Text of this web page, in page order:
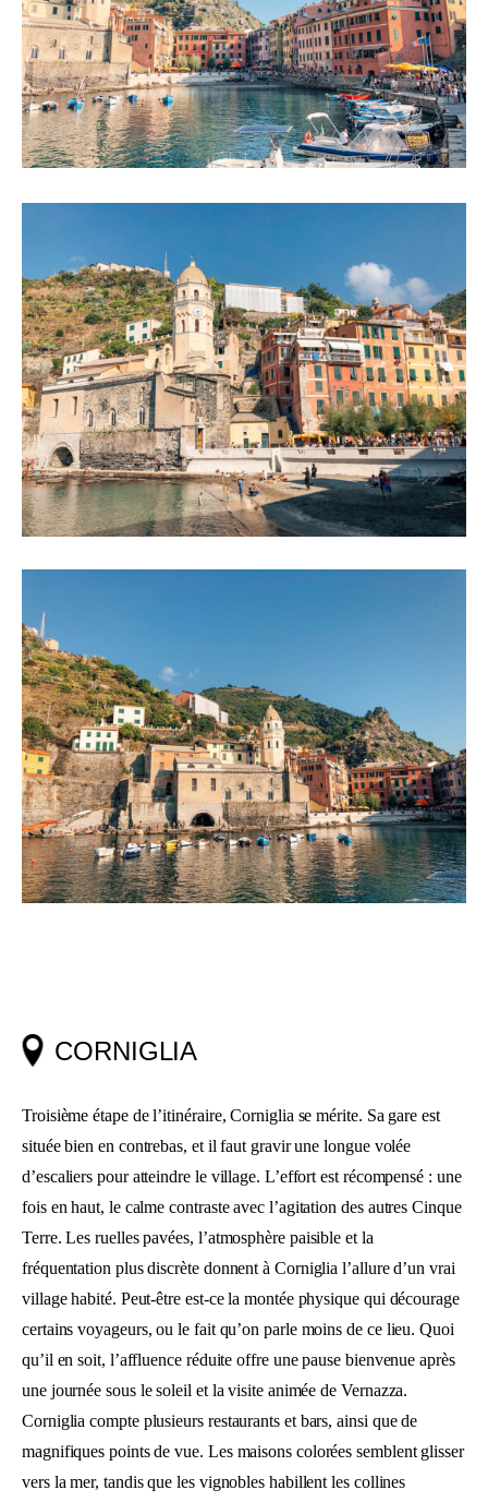
CORNIGLIA
Troisième étape de l’itinéraire, Corniglia se mérite. Sa gare est
située bien en contrebas, et il faut gravir une longue volée
d’escaliers pour atteindre le village. L’effort est récompensé : une
fois en haut, le calme contraste avec l’agitation des autres Cinque
Terre. Les ruelles pavées, l’atmosphère paisible et la
fréquentation plus discrète donnent à Corniglia l’allure d’un vrai
village habité. Peut-être est-ce la montée physique qui décourage
certains voyageurs, ou le fait qu’on parle moins de ce lieu. Quoi
qu’il en soit, l’affluence réduite offre une pause bienvenue après
une journée sous le soleil et la visite animée de Vernazza.
Corniglia compte plusieurs restaurants et bars, ainsi que de
magnifiques points de vue. Les maisons colorées semblent glisser
vers la mer, tandis que les vignobles habillent les collines